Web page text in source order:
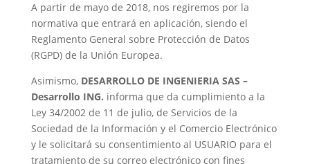
A partir de mayo de 2018, nos regiremos por la
normativa que entrará en aplicación, siendo el
Reglamento General sobre Protección de Datos
(RGPD) de la Unión Europea.
Asimismo, DESARROLLO DE INGENIERIA SAS –
Desarrollo ING. informa que da cumplimiento a la
Ley 34/2002 de 11 de julio, de Servicios de la
Sociedad de la Información y el Comercio Electrónico
y le solicitará su consentimiento al USUARIO para el
tratamiento de su correo electrónico con fines